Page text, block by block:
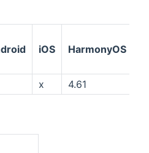
iOS HarmonyOS
x 4.61